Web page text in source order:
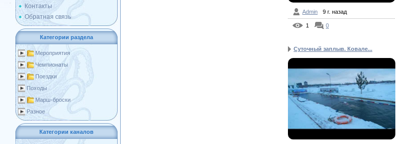
Контакты
Обратная связь
Категории раздела
Мероприятия
Чемпионаты
Поездки
Походы
Марш-броски
Разное
Категории каналов
Admin 9 г. назад
1 0
Суточный заплыв. Ковале...